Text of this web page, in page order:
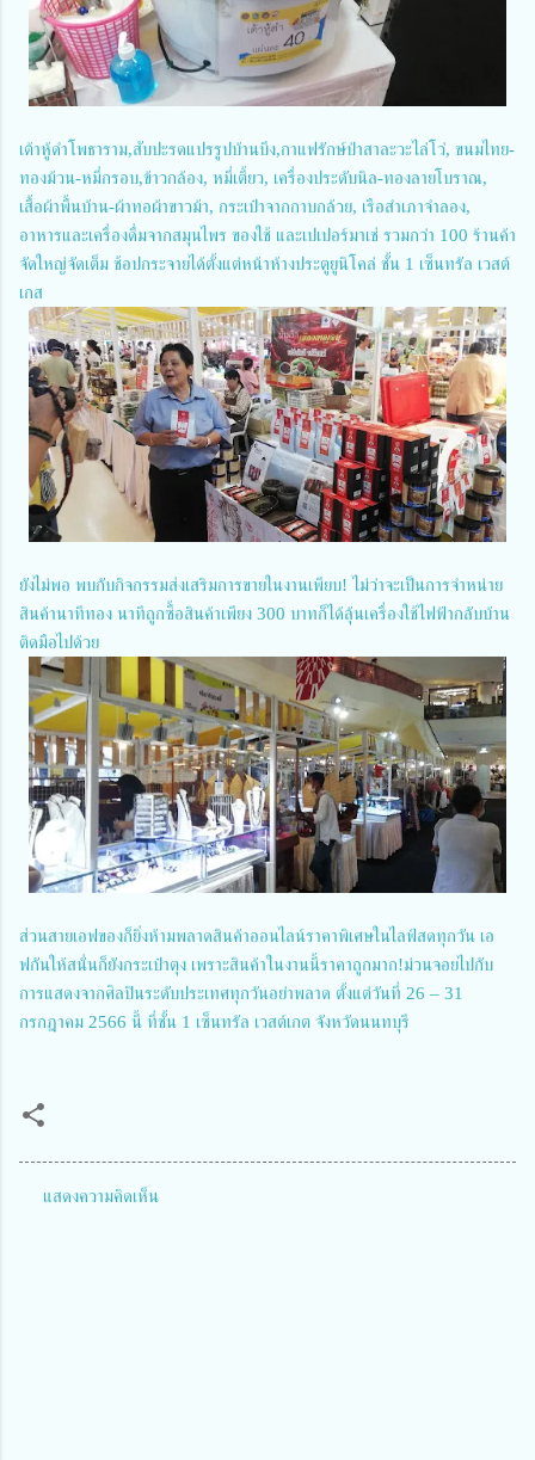
เต้าหู้ดำโพธาราม,สับปะรดแปรรูปบ้านบึง,กาแฟรักษ์ป่าสาละวะไล่โว่, ขนมไทย-
ทองม้วน-หมี่กรอบ,ข้าวกล้อง, หมี่เตี้ยว, เครื่องประดับนิล-ทองลายโบราณ,
เสื้อผ้าพื้นบ้าน-ผ้าทอผ้าขาวม้า, กระเป๋าจากกาบกล้วย, เรือสำเภาจำลอง,
อาหารและเครื่องดื่มจากสมุนไพร ของใช้ และเปเปอร์มาเช่ รวมกว่า 100 ร้านค้า
จัดใหญ่จัดเต็ม ช้อปกระจายได้ตั้งแต่หน้าห้างประตูยูนิโคล่ ชั้น 1 เซ็นทรัล เวสต์
เกส
ยังไม่พอ พบกับกิจกรรมส่งเสริมการขายในงานเพียบ! ไม่ว่าจะเป็นการจำหน่าย
สินค้านาทีทอง นาทีถูกซื้อสินค้าเพียง 300 บาทก็ได้ลุ้นเครื่องใช้ไฟฟ้ากลับบ้าน
ติดมือไปด้วย
ส่วนสายเอฟของก็ยิ่งห้ามพลาดสินค้าออนไลน์ราคาพิเศษในไลฟ์สดทุกวัน เอ
ฟกันให้สนั่นก็ยังกระเป๋าตุง เพราะสินค้าในงานนี้ราคาถูกมาก!ม่วนจอยไปกับ
การแสดงจากศิลปินระดับประเทศทุกวันอย่าพลาด ตั้งแต่วันที่ 26 – 31
กรกฎาคม 2566 นี้ ที่ชั้น 1 เซ็นทรัล เวสต์เกต จังหวัดนนทบุรี
แสดงความคิดเห็น